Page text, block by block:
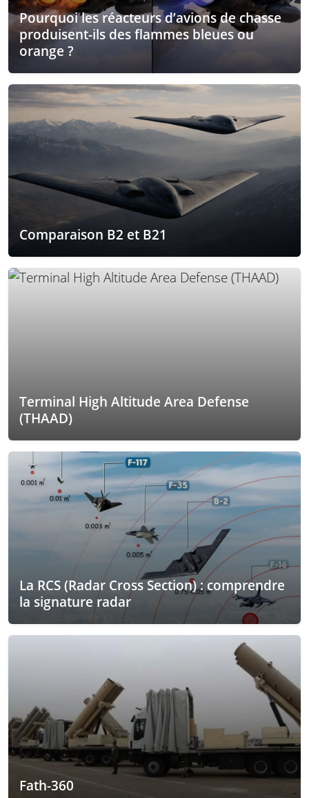
Pourquoi les réacteurs d’avions de chasse
produisent-ils des flammes bleues ou
orange ?
Comparaison B2 et B21
Terminal High Altitude Area Defense
(THAAD)
La RCS (Radar Cross Section) : comprendre
la signature radar
Fath-360